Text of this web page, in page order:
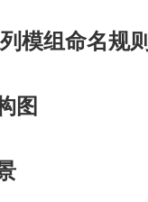
模组命名规则
图